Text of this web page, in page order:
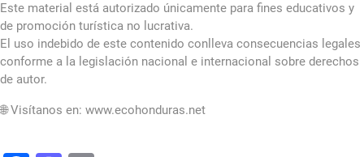
Este material está autorizado únicamente para fines educativos y
de promoción turística no lucrativa.
El uso indebido de este contenido conlleva consecuencias legales
conforme a la legislación nacional e internacional sobre derechos
de autor.
🌐 Visítanos en: www.ecohonduras.net